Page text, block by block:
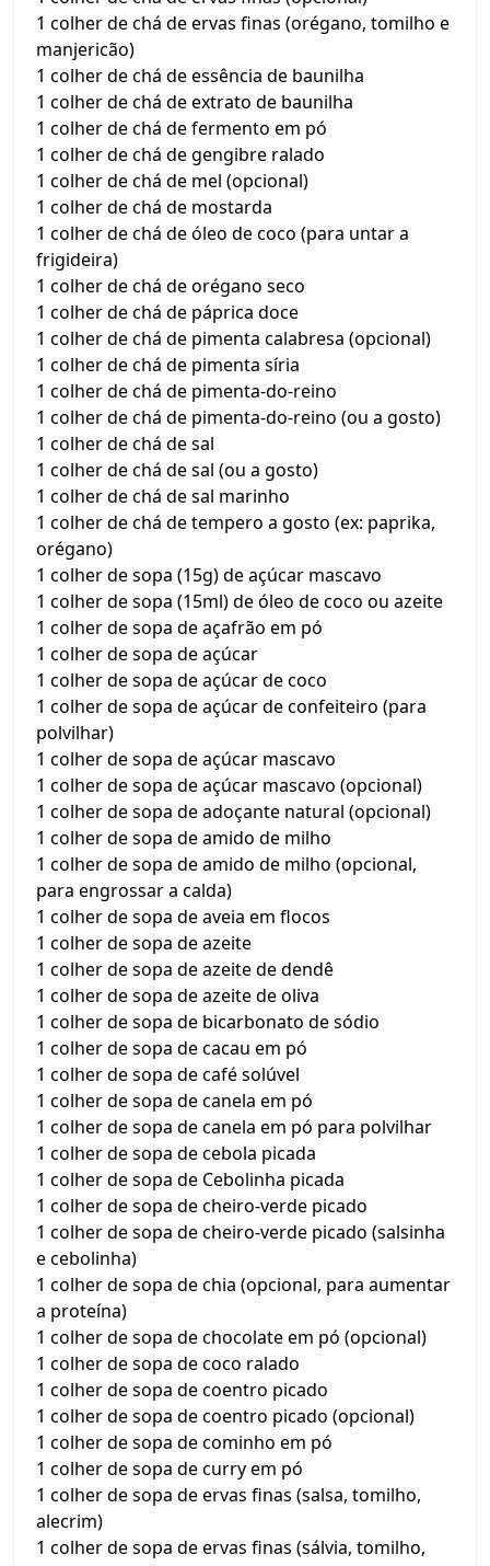
1 colher de chá de ervas finas (orégano, tomilho e
manjericão)
1 colher de chá de essência de baunilha
1 colher de chá de extrato de baunilha
1 colher de chá de fermento em pó
1 colher de chá de gengibre ralado
1 colher de chá de mel (opcional)
1 colher de chá de mostarda
1 colher de chá de óleo de coco (para untar a
frigideira)
1 colher de chá de orégano seco
1 colher de chá de páprica doce
1 colher de chá de pimenta calabresa (opcional)
1 colher de chá de pimenta síria
1 colher de chá de pimenta-do-reino
1 colher de chá de pimenta-do-reino (ou a gosto)
1 colher de chá de sal
1 colher de chá de sal (ou a gosto)
1 colher de chá de sal marinho
1 colher de chá de tempero a gosto (ex: paprika,
orégano)
1 colher de sopa (15g) de açúcar mascavo
1 colher de sopa (15ml) de óleo de coco ou azeite
1 colher de sopa de açafrão em pó
1 colher de sopa de açúcar
1 colher de sopa de açúcar de coco
1 colher de sopa de açúcar de confeiteiro (para
polvilhar)
1 colher de sopa de açúcar mascavo
1 colher de sopa de açúcar mascavo (opcional)
1 colher de sopa de adoçante natural (opcional)
1 colher de sopa de amido de milho
1 colher de sopa de amido de milho (opcional,
para engrossar a calda)
1 colher de sopa de aveia em flocos
1 colher de sopa de azeite
1 colher de sopa de azeite de dendê
1 colher de sopa de azeite de oliva
1 colher de sopa de bicarbonato de sódio
1 colher de sopa de cacau em pó
1 colher de sopa de café solúvel
1 colher de sopa de canela em pó
1 colher de sopa de canela em pó para polvilhar
1 colher de sopa de cebola picada
1 colher de sopa de Cebolinha picada
1 colher de sopa de cheiro-verde picado
1 colher de sopa de cheiro-verde picado (salsinha
e cebolinha)
1 colher de sopa de chia (opcional, para aumentar
a proteína)
1 colher de sopa de chocolate em pó (opcional)
1 colher de sopa de coco ralado
1 colher de sopa de coentro picado
1 colher de sopa de coentro picado (opcional)
1 colher de sopa de cominho em pó
1 colher de sopa de curry em pó
1 colher de sopa de ervas finas (salsa, tomilho,
alecrim)
1 colher de sopa de ervas finas (sálvia, tomilho,